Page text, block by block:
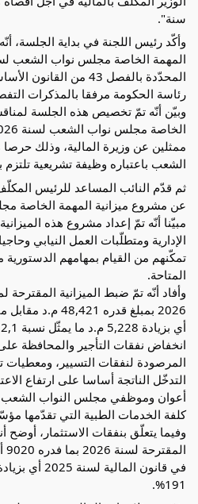
سنة".
وأكّد رئيس اللجنة في بداية الجلسة،
المحدّدة بالفصل 43 من
وبيّن أنّه تمّ تخصيص هذه الجلسة
ممثلين عن وزيرة المالية، وذلك
الشعب باعتباره وظيفة تشريعية تلتزم
ثم قدّم النائب المساعد للرئيس
مبيّنا أنّه تمّ إعداد مشروع هذه
الإدارية ومتطلّبات العمل النيابي
تمكّنهم من القيام بمهامهم
المتاحة.
وأفاد أنّه تمّ ضبط الميزانية
انخفاض نفقات التأجير والمحافظة
المرصودة لنفقات التسيير، ومعطيات
التدخّل الناتجة أساسا على ارتفاع
أعوان وموظفي مجلس النواب الشعب
كلفة الخدمات الطبية التي تقدّمها
وفيما يتعلّق بنفقات الاستثمار، أوضح
191%.